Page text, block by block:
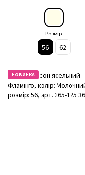
Розмір
56 62
НОВИНКА